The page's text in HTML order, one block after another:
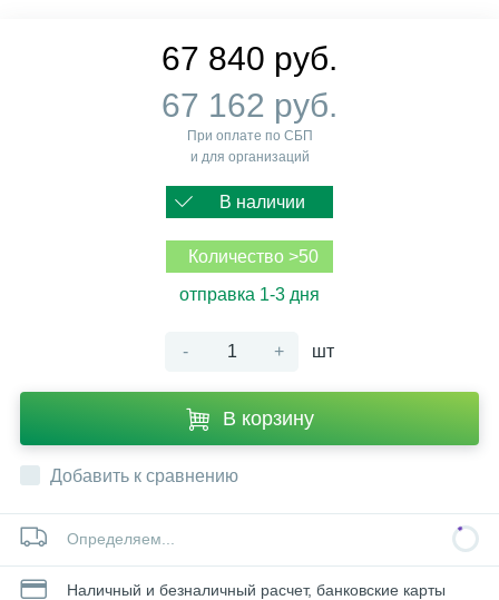
67 840 руб.
67 162 руб.
При оплате по СБП
и для организаций
В наличии
Количество >50
отправка 1-3 дня
- + шт
В корзину
Добавить к сравнению
Определяем...
Наличный и безналичный расчет, банковские карты